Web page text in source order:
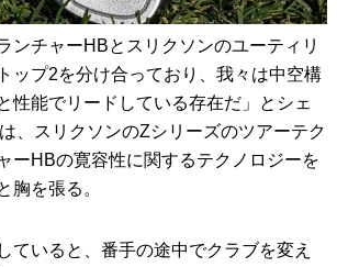
ンチャーHBとスリクソンのユーティリ
ップ2を分け合っており、我々は中空構
性能でリードしている存在だ」とシェ
、スリクソンのZシリーズのツアーテク
ーHBの寛容性に関するテクノロジーを
胸を張る。
ていると、番手の途中でクラブを変え